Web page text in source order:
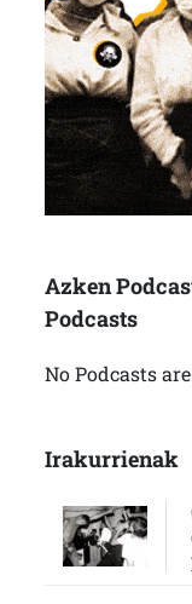
Azken
Podcasts
No Podcasts
Irakurrienak